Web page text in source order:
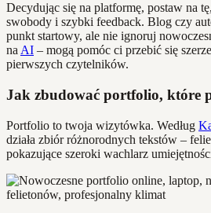
Decydując się na platformę, postaw na
swobody i szybki feedback. Blog czy
punkt startowy, ale nie ignoruj
na AI – mogą pomóc ci przebić się
pierwszych czytelników.
Jak zbudować portfolio, które
Portfolio to twoja wizytówka. Według
działa zbiór różnorodnych tekstów –
pokazujące szeroki wachlarz